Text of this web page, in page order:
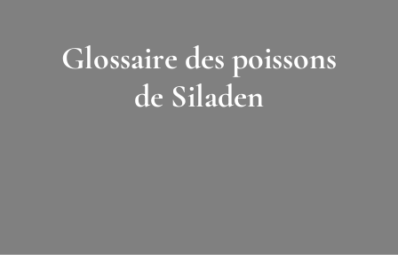
Glossaire des poissons
de Siladen